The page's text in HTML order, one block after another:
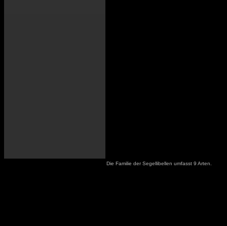
Die Familie der Segellibellen umfasst 9 Arten.